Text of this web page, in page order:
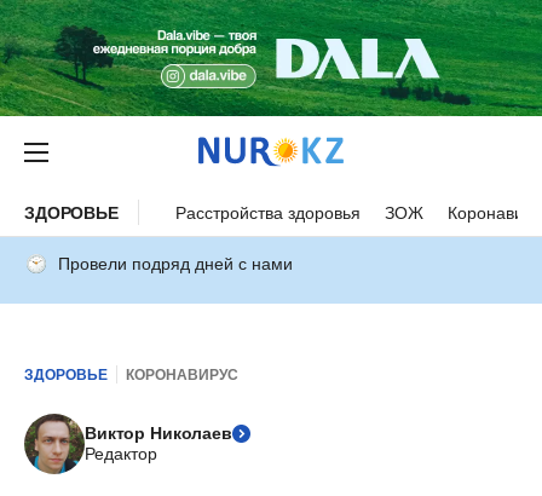
ЗДОРОВЬЕ Расстройства здоровья ЗОЖ
Провели подряд дней с нами
ЗДОРОВЬЕ КОРОНАВИРУС
Виктор Николаев
Редактор